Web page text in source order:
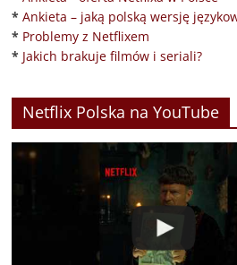
* Ankieta – jaką polską wersję
* Problemy z Netflixem
* Jakich brakuje filmów i seriali?
Netflix Polska na YouTube